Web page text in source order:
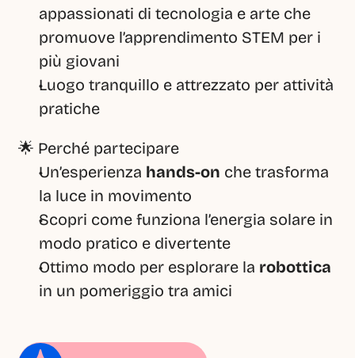
appassionati di tecnologia e arte che
promuove l’apprendimento STEM per i
più giovani
Luogo tranquillo e attrezzato per attività
pratiche
🌟 Perché partecipare
Un’esperienza hands-on che trasforma
la luce in movimento
Scopri come funziona l’energia solare in
modo pratico e divertente
Ottimo modo per esplorare la robottica
in un pomeriggio tra amici